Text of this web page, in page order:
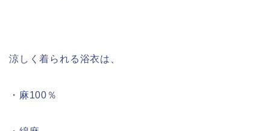
涼しく着られる浴衣は、
・ 麻100％